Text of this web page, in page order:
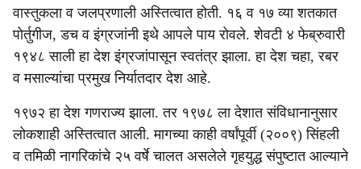
वास्तुकला व जलप्रणाली अस्तित्वात होती. १६ व १७ व्या शतकात
पोर्तुगीज, डच व इंग्रजांनी इथे आपले पाय रोवले. शेवटी ४ फेब्रुवारी
१९४८ साली हा देश इंग्रजांपासून स्वतंत्र झाला. हा देश चहा, रबर
व मसाल्यांचा प्रमुख निर्यातदार देश आहे.
१९७२ हा देश गणराज्य झाला. तर १९७८ ला देशात संविधानानुसार
लोकशाही अस्तित्वात आली. मागच्या काही वर्षांपूर्वी (२००९) सिंहली
व तमिळी नागरिकांचे २५ वर्षे चालत असलेले गृहयुद्ध संपुष्टात आल्याने